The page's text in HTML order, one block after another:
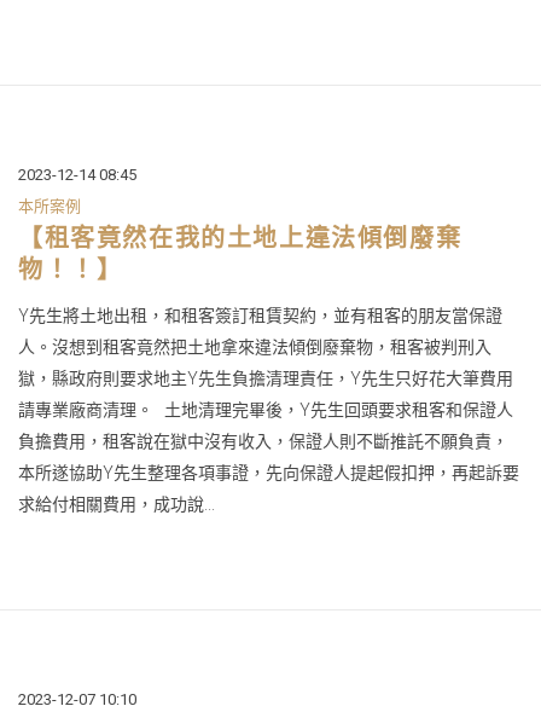
2023-12-14 08:45
本所案例
【租客竟然在我的土地上違法傾倒廢棄
物！！】
Y先生將土地出租，和租客簽訂租賃契約，並有租客的朋友當保證
人。沒想到租客竟然把土地拿來違法傾倒廢棄物，租客被判刑入
獄，縣政府則要求地主Y先生負擔清理責任，Y先生只好花大筆費用
請專業廠商清理。 土地清理完畢後，Y先生回頭要求租客和保證人
負擔費用，租客說在獄中沒有收入，保證人則不斷推託不願負責，
本所遂協助Y先生整理各項事證，先向保證人提起假扣押，再起訴要
求給付相關費用，成功說...
2023-12-07 10:10